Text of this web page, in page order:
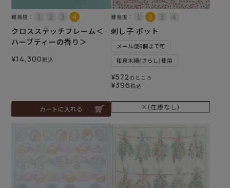
難易度：
クロスステッチフレーム＜
ハーブティーの香り＞
¥14,300税込
カートに入れる
難易度：
刺し子 ポット
メール便6個まで可
和泉木綿(さらし)使用
¥572 のところ
¥396税込
×(在庫なし)